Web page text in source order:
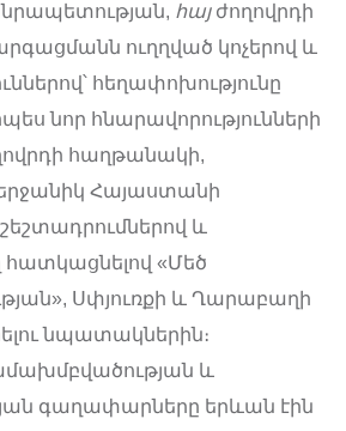
հայժողովրդի
ուղղված կոչերով և
հեղափոխությունը
նոր հնարավորությունների
հաղթանակի,
Հայաստանի
և
«Մեծ
Սփյուռքի և Ղարաբաղի
նպատակներին։
և
գաղափարները երևան էին